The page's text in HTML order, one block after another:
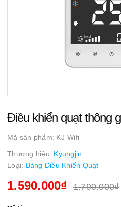
Điều khiển quạt thông
Mã sản phẩm: KJ-Wifi
Thương hiệu: Kyungjin
Loại: Bảng Điều Khiển Quạt
1.590.000₫ 1.790.000₫